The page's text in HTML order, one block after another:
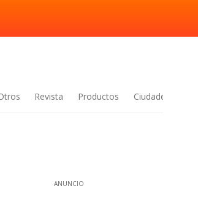
Revista Productos Ciudades
ANUNCIO